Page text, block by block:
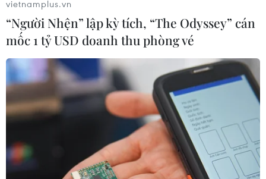
HLV Kim Sang-sik: 'Tuyển Việt Nam
hướng tới chiến thắng để giữ ngôi
đầu bảng'
06/08/2026 07:25
Chủ tịch Liên đoàn Bóng đá thế giới
chịu sức ép chưa từng có
vietnamplus.vn
“Người Nhện” lập kỳ tích, “The Odyssey” cán
mốc 1 tỷ USD doanh thu phòng vé